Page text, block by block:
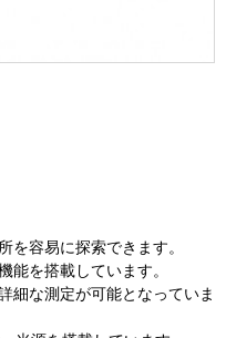
を容易に探索できます。
能を搭載しています。
細な測定が可能となっていま